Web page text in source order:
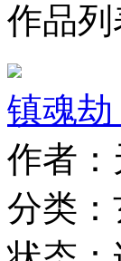
作品列
镇魂
作者
分类：